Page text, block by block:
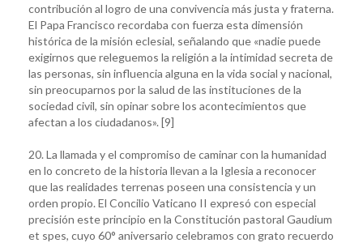
contribución al logro de una convivencia más justa y fraterna.
El Papa Francisco recordaba con fuerza esta dimensión
histórica de la misión eclesial, señalando que «nadie puede
exigirnos que releguemos la religión a la intimidad secreta de
las personas, sin influencia alguna en la vida social y nacional,
sin preocuparnos por la salud de las instituciones de la
sociedad civil, sin opinar sobre los acontecimientos que
afectan a los ciudadanos». [9]
20. La llamada y el compromiso de caminar con la humanidad
en lo concreto de la historia llevan a la Iglesia a reconocer
que las realidades terrenas poseen una consistencia y un
orden propio. El Concilio Vaticano II expresó con especial
precisión este principio en la Constitución pastoral Gaudium
et spes, cuyo 60° aniversario celebramos con grato recuerdo